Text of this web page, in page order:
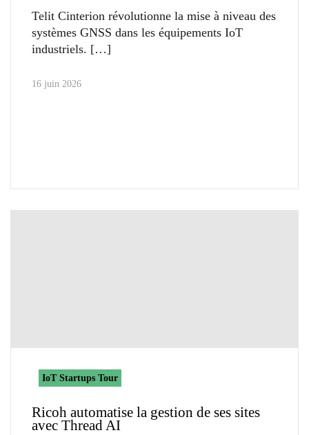
Telit Cinterion révolutionne la mise à niveau des
systèmes GNSS dans les équipements IoT
industriels.
16 juin 2026
IoT Startups Tour
Ricoh automatise la gestion de ses sites
avec Thread AI